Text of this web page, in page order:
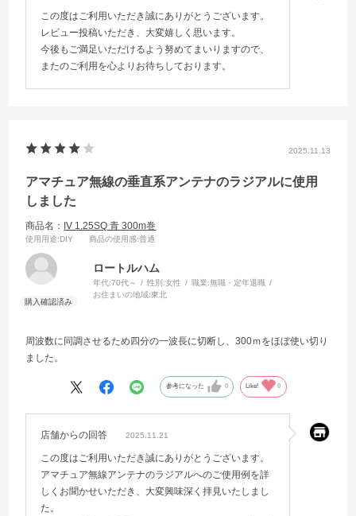
この度はご利用いただき誠にありがとうございます。
レビュー投稿いただき、大変嬉しく思います。
今後もご満足いただけるよう努めてまいりますので、
またのご利用を心よりお待ちしております。
2025.11.13
アマチュア無線の垂直系アンテナのラジアルに使用
しました
商品名： IV 1.25SQ 青 300m巻
使用用途:DIY 商品の使用感:普通
ロートルハム
年代:70代～ 性別:女性 職業:無職・定年退職
お住まいの地域:東北
周波数に同調させるため四分の一波長に切断し、300ｍをほぼ使い切り
ました。
参考になった 0 Like! 0
店舗からの回答 2025.11.21
この度はご利用いただき誠にありがとうございます。
アマチュア無線アンテナのラジアルへのご使用例を詳
しくお聞かせいただき、大変興味深く拝見いたしまし
た。